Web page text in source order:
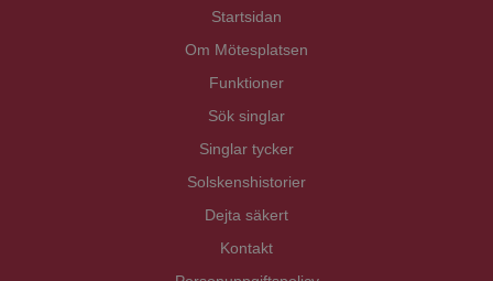
Startsidan
Om Mötesplatsen
Funktioner
Sök singlar
Singlar tycker
Solskenshistorier
Dejta säkert
Kontakt